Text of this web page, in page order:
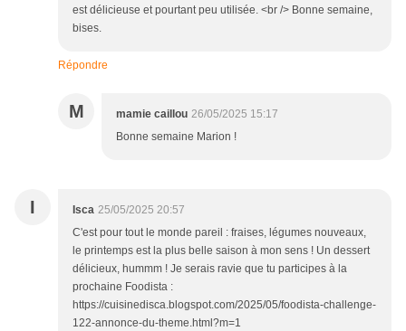
est délicieuse et pourtant peu utilisée. <br /> Bonne semaine,
bises.
Répondre
M mamie caillou 26/05/2025 15:17
Bonne semaine Marion !
I Isca 25/05/2025 20:57
C'est pour tout le monde pareil : fraises, légumes nouveaux,
le printemps est la plus belle saison à mon sens ! Un dessert
délicieux, hummm ! Je serais ravie que tu participes à la
prochaine Foodista :
https://cuisinedisca.blogspot.com/2025/05/foodista-challenge-
122-annonce-du-theme.html?m=1